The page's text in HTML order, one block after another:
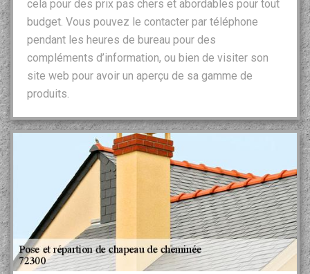
cela pour des prix pas chers et abordables pour tout
budget. Vous pouvez le contacter par téléphone
pendant les heures de bureau pour des
compléments d’information, ou bien de visiter son
site web pour avoir un aperçu de sa gamme de
produits.